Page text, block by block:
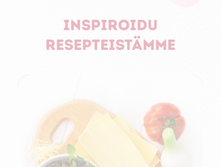
Inspiroidu
resepteistämme